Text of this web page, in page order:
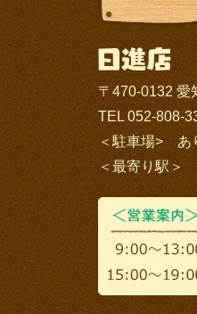
〒470-0132 愛
TEL 052-808-
＜駐車場> あ
＜最寄り駅＞